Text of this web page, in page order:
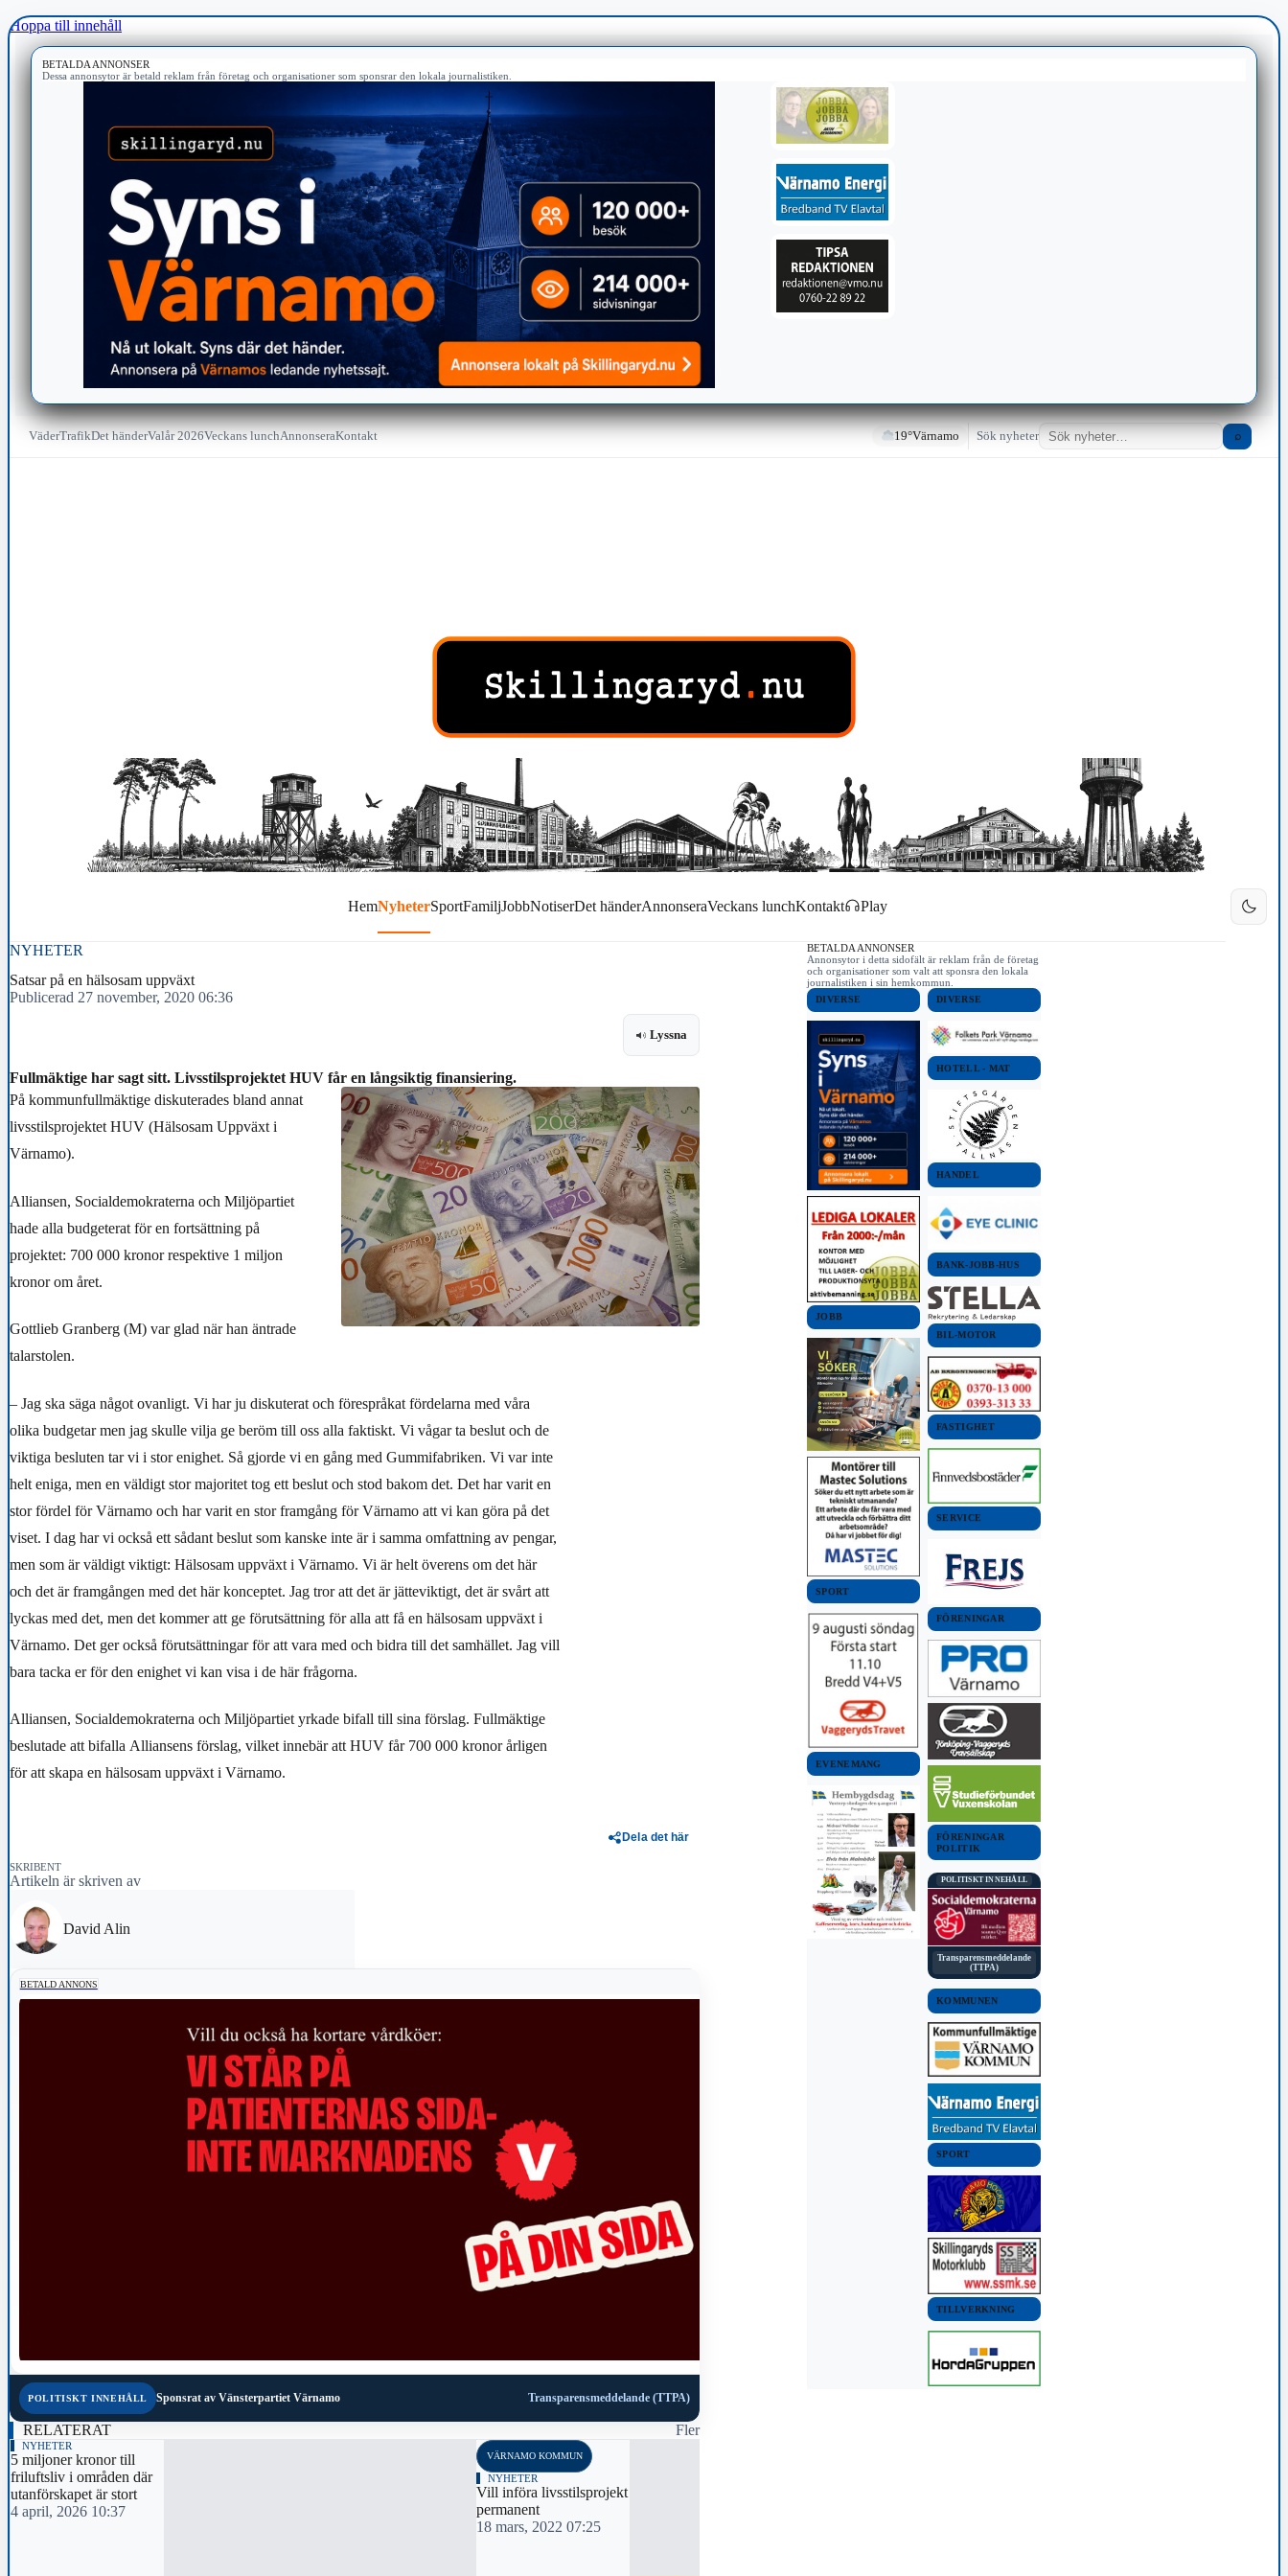
Hoppa till innehåll
BETALDA ANNONSER
Dessa annonsytor är betald reklam från företag och organisationer som sponsrar den lokala journalistiken.
VäderTrafikDet händerValår 2026Veckans lunchAnnonseraKontakt 19°Värnamo Sök nyheter ⌕
HemNyheterSportFamiljJobbNotiserDet händerAnnonseraVeckans lunchKontakt Play
NYHETER
Satsar på en hälsosam uppväxt
Publicerad 27 november, 2020 06:36
Lyssna
Fullmäktige har sagt sitt. Livsstilsprojektet HUV får en långsiktig finansiering.
På kommunfullmäktige diskuterades bland annat
livsstilsprojektet HUV (Hälsosam Uppväxt i
Värnamo).
Alliansen, Socialdemokraterna och Miljöpartiet
hade alla budgeterat för en fortsättning på
projektet: 700 000 kronor respektive 1 miljon
kronor om året.
Gottlieb Granberg (M) var glad när han äntrade
talarstolen.
– Jag ska säga något ovanligt. Vi har ju diskuterat och förespråkat fördelarna med våra
olika budgetar men jag skulle vilja ge beröm till oss alla faktiskt. Vi vågar ta beslut och de
viktiga besluten tar vi i stor enighet. Så gjorde vi en gång med Gummifabriken. Vi var inte
helt eniga, men en väldigt stor majoritet tog ett beslut och stod bakom det. Det har varit en
stor fördel för Värnamo och har varit en stor framgång för Värnamo att vi kan göra på det
viset. I dag har vi också ett sådant beslut som kanske inte är i samma omfattning av pengar,
men som är väldigt viktigt: Hälsosam uppväxt i Värnamo. Vi är helt överens om det här
och det är framgången med det här konceptet. Jag tror att det är jätteviktigt, det är svårt att
lyckas med det, men det kommer att ge förutsättning för alla att få en hälsosam uppväxt i
Värnamo. Det ger också förutsättningar för att vara med och bidra till det samhället. Jag vill
bara tacka er för den enighet vi kan visa i de här frågorna.
Alliansen, Socialdemokraterna och Miljöpartiet yrkade bifall till sina förslag. Fullmäktige
beslutade att bifalla Alliansens förslag, vilket innebär att HUV får 700 000 kronor årligen
för att skapa en hälsosam uppväxt i Värnamo.
Dela det här
SKRIBENT
Artikeln är skriven av
David Alin
BETALD ANNONS
POLITISKT INNEHÅLL Sponsrat av Vänsterpartiet Värnamo Transparensmeddelande (TTPA)
RELATERAT Fler
NYHETER
5 miljoner kronor till
friluftsliv i områden där
utanförskapet är stort
4 april, 2026 10:37
VÄRNAMO KOMMUN
NYHETER
Vill införa livsstilsprojekt
permanent
18 mars, 2022 07:25
BETALDA ANNONSER
Annonsytor i detta sidofält är reklam från de företag
och organisationer som valt att sponsra den lokala
journalistiken i sin hemkommun.
DIVERSE
JOBB
SPORT
EVENEMANG
DIVERSE
HOTELL - MAT
HANDEL
BANK-JOBB-HUS
BIL-MOTOR
FASTIGHET
SERVICE
FÖRENINGAR
FÖRENINGAR
POLITIK
POLITISKT INNEHÅLL
Transparensmeddelande
(TTPA)
KOMMUNEN
SPORT
TILLVERKNING